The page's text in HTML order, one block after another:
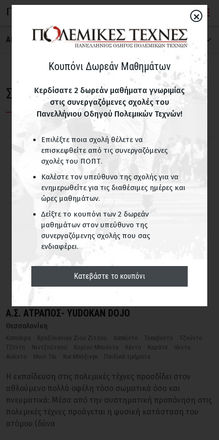
ΑΝΑΖΗΤΗΣΗ ΣΧΟΛΗΣ
ΠΑΙΔΙΚΑ ΤΜΗΜΑΤΑ
Σχολές με παιδικά τμήματα
ΟΝΟΜΑ ΣΧΟΛΗΣ
ΕΥΡΕΣΗ
Σχολές Βραζιλιάνικο Ζίου Ζίτσου
A.Σ. ΑΤΡΑΠΟΣ- ΥUDOKAN DOJO
Θεσσαλονίκη
Καποέιρα Βραζιλιάνικο Ζίου Ζίτσου Χαπκίντο Ταεκβοντό
Τζούντο
Τζόντο
Νιντζούτσου Κορίου Μπούντο Κέντο Καράτε
Ιάιντο
Αϊκίντο
Μούι Τάι Κικ Μπόξινγκ Παιδικά τμήματα
Η εκπαίδευση στις πολεμικές τέχνες προσδίδει στον
αθλούμενο πολλά οφέλη τόσο σωματικά όσο και
πνευματικά: Μέσα από την συστηματική προπόνηση στις
πολεμικές τέχνες προάγεται η φυσική κατάσταση του
ατόμου (δύνα
×
Κουπόνι Δωρεάν Μαθημάτων
Κερδίσατε 2 δωρεάν μαθήματα γνωριμίας
στις συνεργαζόμενες σχολές του
Πανελλήνιου Οδηγού Πολεμικών Τεχνών!
Επιλέξτε ποια σχολή θέλετε να
επισκεφθείτε από τις συνεργαζόμενες
σχολές του ΠΟΠΤ.
Καλέστε τον υπεύθυνο της σχολής για να
ενημερωθείτε για τις διαθέσιμες ημέρες και
ώρες μαθημάτων.
Δείξτε το κουπόνι των 2 δωρεάν
μαθημάτων στον υπεύθυνο της
συνεργαζόμενης σχολής που σας
ενδιαφέρει.
Κατεβάστε το κουπόνι